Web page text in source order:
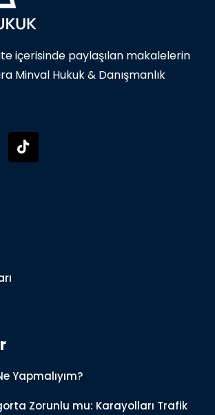
içerisinde paylaşılan makalelerin
Minval Hukuk & Danışmanlık
Yapmalıyım?
Zorunlu mu: Karayolları Trafik